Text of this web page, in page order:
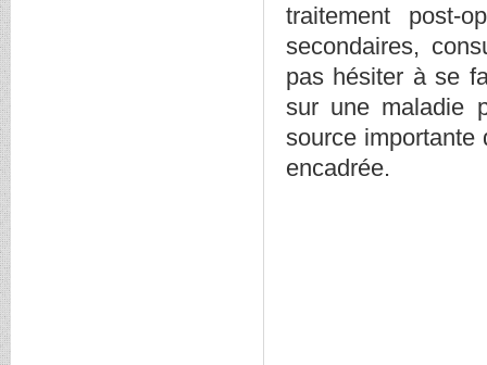
traitement post-
secondaires,
pas hésiter à se
sur une maladie
source importante
encadrée.